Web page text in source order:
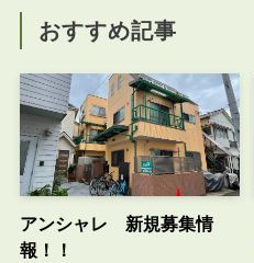
おすすめ記事
アンシャレ 新規募集情
報！！